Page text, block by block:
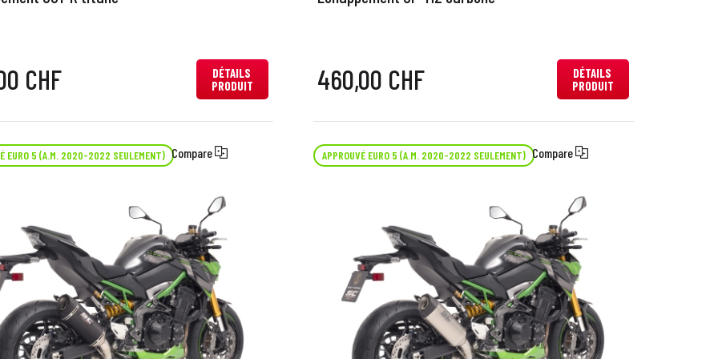
CHF
DÉTAILS
PRODUIT
460,00 CHF
DÉTAILS
PRODUIT
EURO 5 (A.M. 2020-2022 SEULEMENT) Compare APPROUVÉ EURO 5 (A.M. 2020-2022 SEULEMENT) Compare